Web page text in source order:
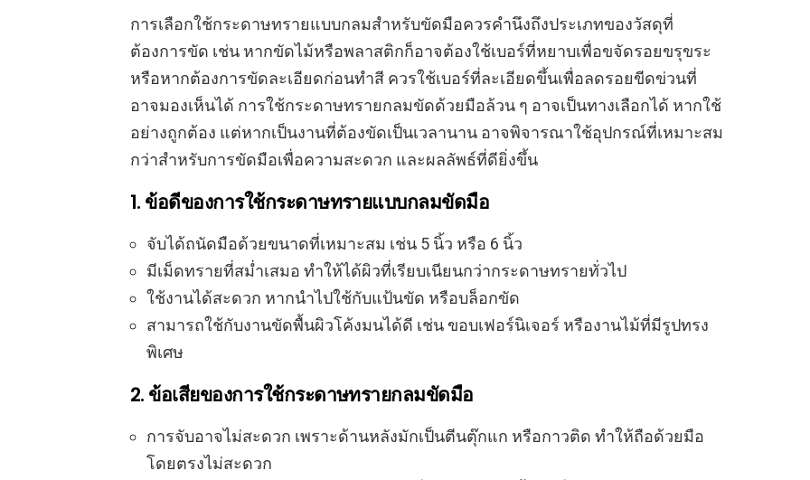
การเลือกใช้กระดาษทรายแบบกลมสำหรับขัดมือควรคำนึงถึงประเภทของวัสดุที่
ต้องการขัด เช่น หากขัดไม้หรือพลาสติกก็อาจต้องใช้เบอร์ที่หยาบเพื่อขจัดรอยขรุขระ
หรือหากต้องการขัดละเอียดก่อนทำสี ควรใช้เบอร์ที่ละเอียดขึ้นเพื่อลดรอยขีดข่วนที่
อาจมองเห็นได้ การใช้กระดาษทรายกลมขัดด้วยมือล้วน ๆ อาจเป็นทางเลือกได้ หากใช้
อย่างถูกต้อง แต่หากเป็นงานที่ต้องขัดเป็นเวลานาน อาจพิจารณาใช้อุปกรณ์ที่เหมาะสม
กว่าสำหรับการขัดมือเพื่อความสะดวก และผลลัพธ์ที่ดียิ่งขึ้น
1. ข้อดีของการใช้กระดาษทรายแบบกลมขัดมือ
จับได้ถนัดมือด้วยขนาดที่เหมาะสม เช่น 5 นิ้ว หรือ 6 นิ้ว
มีเม็ดทรายที่สม่ำเสมอ ทำให้ได้ผิวที่เรียบเนียนกว่ากระดาษทรายทั่วไป
ใช้งานได้สะดวก หากนำไปใช้กับแป้นขัด หรือบล็อกขัด
สามารถใช้กับงานขัดพื้นผิวโค้งมนได้ดี เช่น ขอบเฟอร์นิเจอร์ หรืองานไม้ที่มีรูปทรง
พิเศษ
2. ข้อเสียของการใช้กระดาษทรายกลมขัดมือ
การจับอาจไม่สะดวก เพราะด้านหลังมักเป็นตีนตุ๊กแก หรือกาวติด ทำให้ถือด้วยมือ
โดยตรงไม่สะดวก